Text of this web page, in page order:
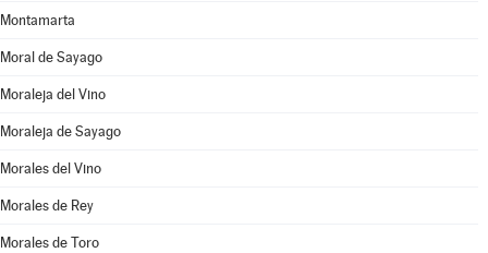
Montamarta
Moral de Sayago
Moraleja del Vino
Moraleja de Sayago
Morales del Vino
Morales de Rey
Morales de Toro